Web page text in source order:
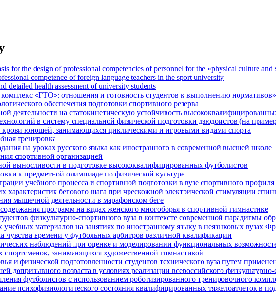
for the design of professional competencies of personnel for the «physical culture and
competence of foreign language teachers in the sport university
detailed health assessment of university students
«ГТО»: отношения и готовность студентов к выполнению нормативов»
обеспечения подготовки спортивного резерва
деятельности на статокинетическую устойчивость
в систему специальной физической подготовки дзюдоистов (на
крови юношей, занимающихся циклическими и игровыми видами спорта
тренировка
на уроках русского языка как иностранного в современной высшей школе
спортивной организацией
выносливости в подготовке высококвалифицированных футболистов
к предметной олимпиаде по физической культуре
учебного процесса и спортивной подготовки в вузе спортивного профиля
характеристик бегового шага при чрескожной электрической стимуляции
мышечной деятельности в марафонском беге
программ на видах женского многоборья в спортивной гимнастике
физкультурно-спортивного вуза в контексте современной парадигмы
материалов на занятиях по иностранному языку в неязыковых вузах
чувства времени у футбольных арбитров различной квалификации
наблюдений при оценке и моделировании функциональных
занимающихся художественной гимнастикой
и физической подготовленности студентов технического вуза путем
допризывного возраста в условиях реализации всероссийского
футболистов с использованием роботизированного тренировочного
психофизиологического состояния квалифицированных тяжелоатлеток в